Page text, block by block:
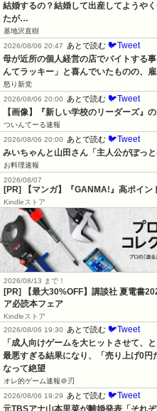
結婚するの？結婚して出産してようや
たが…
基地沢直樹
2026/08/06 20:47
あとで読む 🐦Tweet
母が近所の個人経営の店でバイトする
んてラッキー」と喜んでいたものの、
怒り新党
2026/08/06 20:00
あとで読む 🐦Tweet
【画像】『新しい学校のリーダーズ』
ついんてーる速報
2026/08/06 20:00
あとで読む 🐦Tweet
みいちゃんと山田さん「主人公がぽっ
お料理速報
2026/08/07
[PR] 【マンガ】『GANMA!』高ポイン
Kindleストア
2026/08/13 まで！
[PR] 【最大30%OFF】講談社 夏電書
ア必読本フェア
Kindleストア
2026/08/06 19:30
あとで読む 🐦Tweet
「成人向けゲームを大ヒットさせて、
最悪すぎる結果になり、「売り上げ0
なって絶望
オレ的ゲーム速報＠刃
2026/08/06 19:29
あとで読む 🐦Tweet
元TBSアナ山本里菜が離婚発表「それ